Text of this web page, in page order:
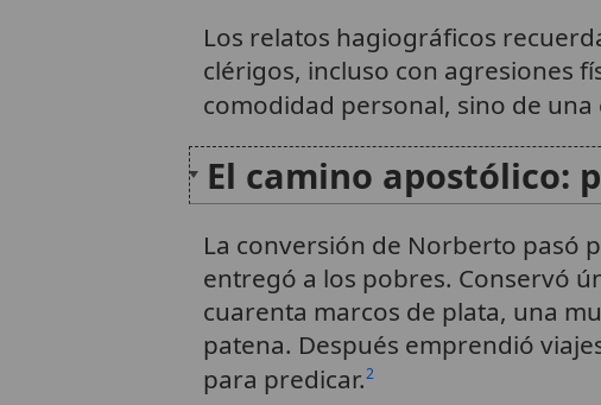
Los relatos hagiográficos
clérigos, incluso con agresiones
comodidad personal, sino de
El camino apostólico:
La conversión de Norberto pasó
entregó a los pobres. Conservó
cuarenta marcos de plata, una
patena. Después emprendió
para predicar.2